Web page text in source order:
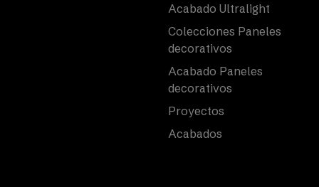
Acabado Ultralight
Colecciones Paneles
decorativos
Acabado Paneles
decorativos
Proyectos
Acabados